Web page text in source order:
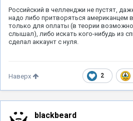
Российский в челленджи не пустят,
надо либо притворяться американцем
только для оплаты (в теории
слышал), либо искать кого-нибудь из
сделал аккаунт с нуля.
2
Наверх
blackbeard